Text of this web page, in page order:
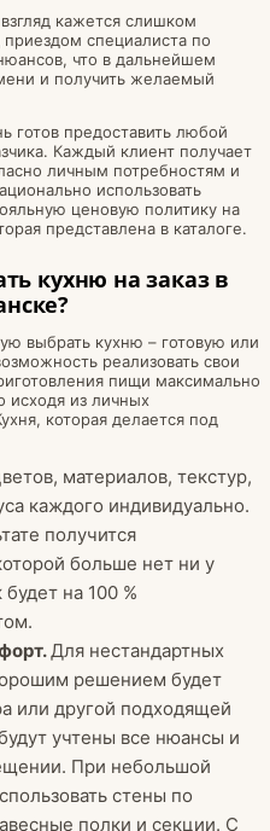
кажется слишком
специалиста по
что в дальнейшем
и получить желаемый
готов предоставить любой
Каждый клиент получает
личным потребностям и
использовать
ценовую политику на
представлена в каталоге.
кухню на заказ в
выбрать кухню – готовую или
реализовать свои
пищи максимально
исходя из личных
которая делается под
материалов, текстур,
каждого индивидуально.
получится
больше нет ни у
на 100 %
Для нестандартных
решением будет
или другой подходящей
учтены все нюансы и
При небольшой
стены по
полки и секции. С